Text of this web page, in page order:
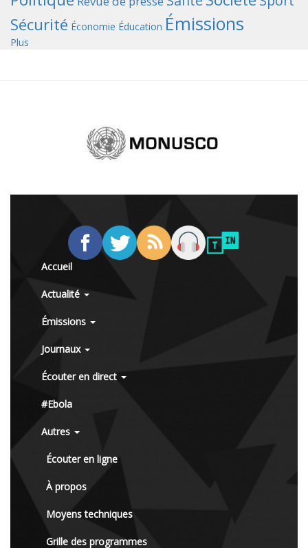
Sécurité Économie Éducation Émissions
Plus
Accueil
Actualité
Émissions
Journaux
Écouter en direct
#Ebola
Autres
Écouter en ligne
À propos
Moyens techniques
Grille des programmes